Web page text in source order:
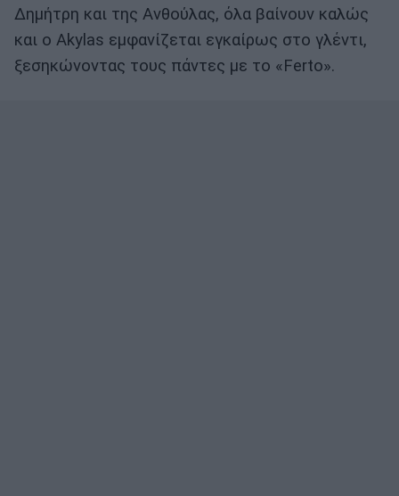
Δημήτρη και της Ανθούλας, όλα βαίνουν καλώς
και ο Akylas εμφανίζεται εγκαίρως στο γλέντι,
ξεσηκώνοντας τους πάντες με το «Ferto».